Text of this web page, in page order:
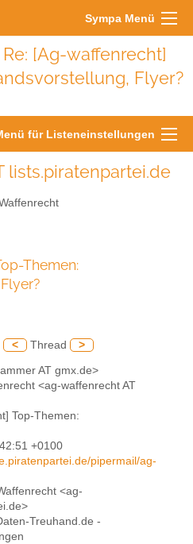
Sympa Menü
[Ag-waffenrecht]
Flyer?
für Listeneinstellungen
lists.piratenpartei.de
Themen:
< Thread >
AT gmx.de>
<ag-waffenrecht AT
Top-Themen:
+0100
pipermail/ag-
<ag-
Treuhand.de -